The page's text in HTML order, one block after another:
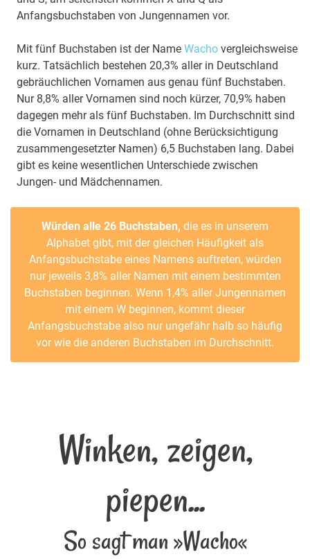
Anfangsbuchstaben von Jungennamen vor.
Mit fünf Buchstaben ist der Name Wacho vergleichsweise
kurz. Tatsächlich bestehen 20,3% aller in Deutschland
gebräuchlichen Vornamen aus genau fünf Buchstaben.
Nur 8,8% aller Vornamen sind noch kürzer, 70,9% haben
dagegen mehr als fünf Buchstaben. Im Durchschnitt sind
die Vornamen in Deutschland (ohne Berücksichtigung
zusammengesetzter Namen) 6,5 Buchstaben lang. Dabei
gibt es keine wesentlichen Unterschiede zwischen
Jungen- und Mädchennamen.
Würden alle 26 Buchstaben, die es in unserem
Alphabet gibt, mit der gleichen Häufigkeit als
Anfangsbuchstabe eines Namens auftreten, würden
nur jeweils 3,8% aller Namen mit einem bestimmten
Buchstaben beginnen. Wenn 1,4% aller Jungennamen
mit einem W beginnen, kommt dieser
Anfangsbuchstabe also nur ungefähr halb so häufig
vor wie die anderen Buchstaben im Durchschnitt.
Winken, zeigen,
piepen...
So sagt man »Wacho«